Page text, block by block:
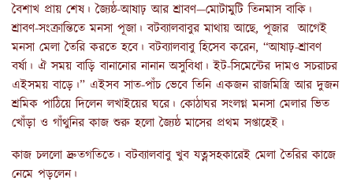
বৈশাখ প্রায় শেষ। জ্যৈষ্ঠ-আষাঢ় আর শ্রাবণ—মোটামুটি তিনমাস বাকি।
শ্রাবণ-সংক্রান্তিতে মনসা পূজা। বটব্যালবাবুর মাথায় আছে, পূজার আগেই
মনসা মেলা তৈরি করতে হবে। বটব্যালবাবু হিসেব করেন, “আষাঢ়-শ্রাবণ
বর্ষা। ঐ সময় বাড়ি বানানোর নানান অসুবিধা। ইট-সিমেন্টের দামও সচরাচর
এইসময় বাড়ে।” এইসব সাত-পাঁচ ভেবে তিনি একজন রাজমিস্ত্রি আর দুজন
শ্রমিক পাঠিয়ে দিলেন লখাইয়ের ঘরে। কোঠাঘর সংলগ্ন মনসা মেলার ভিত
খোঁড়া ও গাঁথুনির কাজ শুরু হলো জ্যৈষ্ঠ মাসের প্রথম সপ্তাহেই।
কাজ চললো দ্রুতগতিতে। বটব্যালবাবু খুব যত্নসহকারেই মেলা তৈরির কাজে
নেমে পড়লেন।